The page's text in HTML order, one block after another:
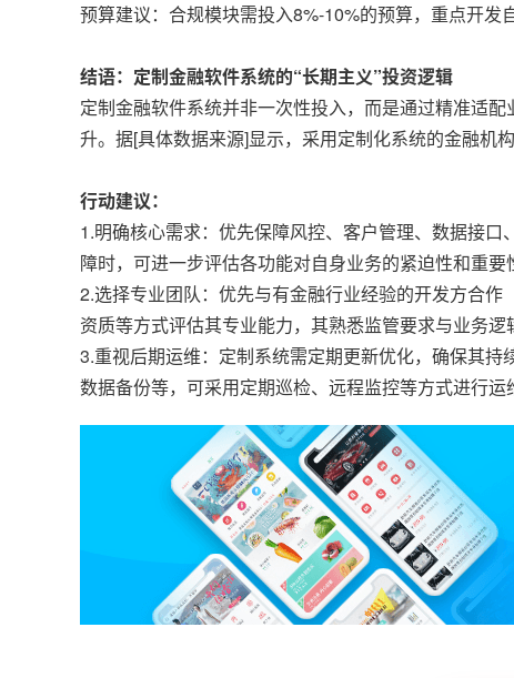
预算建议：合规模块需投入8%-10%的预算，重点开发
结语：定制金融软件系统的“长期主义”投资逻辑
定制金融软件系统并非一次性投入，而是通过精准适
升。据[具体数据来源]显示，采用定制化系统的金融机
行动建议：
1.明确核心需求：优先保障风控、客户管理、数据接
障时，可进一步评估各功能对自身业务的紧迫性和重要
2.选择专业团队：优先与有金融行业经验的开发方合作
资质等方式评估其专业能力，其熟悉监管要求与业务逻
3.重视后期运维：定制系统需定期更新优化，确保其持
数据备份等，可采用定期巡检、远程监控等方式进行运